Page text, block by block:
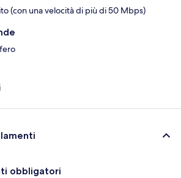
(con una velocità di più di 50 Mbps)
obbligatori